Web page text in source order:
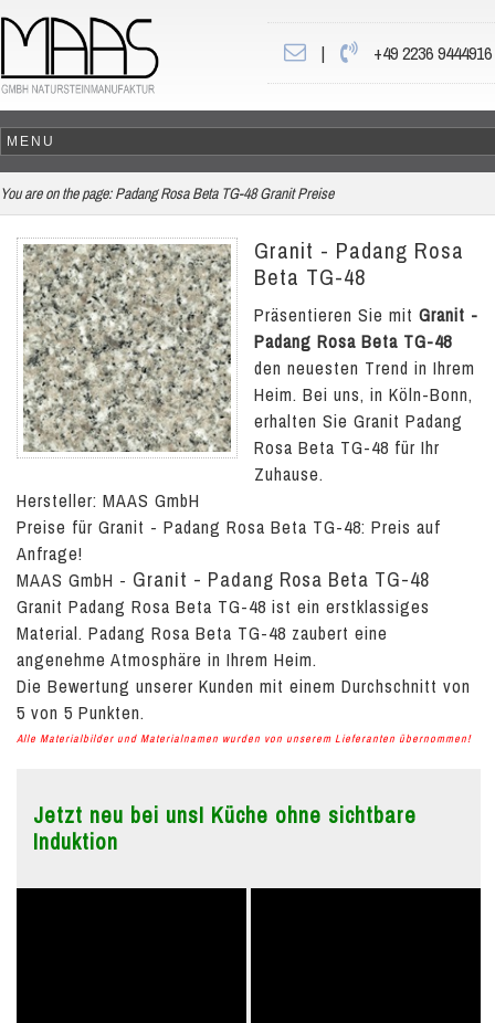
| +49 2236 9444916
You are on the page: Padang Rosa Beta TG-48 Granit Preise
Granit - Padang Rosa
Beta TG-48
Präsentieren Sie mit Granit -
Padang Rosa Beta TG-48
den neuesten Trend in Ihrem
Heim. Bei uns, in Köln-Bonn,
erhalten Sie Granit Padang
Rosa Beta TG-48 für Ihr
Zuhause.
Hersteller: MAAS GmbH
Preise für Granit - Padang Rosa Beta TG-48: Preis auf
Anfrage!
MAAS GmbH - Granit - Padang Rosa Beta TG-48
Granit Padang Rosa Beta TG-48 ist ein erstklassiges
Material. Padang Rosa Beta TG-48 zaubert eine
angenehme Atmosphäre in Ihrem Heim.
Die Bewertung unserer Kunden mit einem Durchschnitt von
5 von 5 Punkten.
Alle Materialbilder und Materialnamen wurden von unserem Lieferanten übernommen!
Jetzt neu bei uns! Küche ohne sichtbare
Induktion